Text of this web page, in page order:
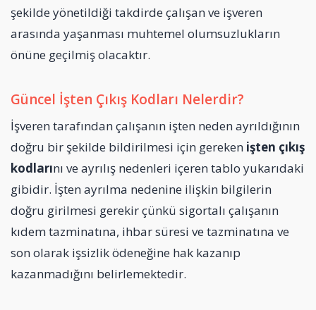
şekilde yönetildiği takdirde çalışan ve işveren
arasında yaşanması muhtemel olumsuzlukların
önüne geçilmiş olacaktır.
Güncel İşten Çıkış Kodları Nelerdir?
İşveren tarafından çalışanın işten neden ayrıldığının
doğru bir şekilde bildirilmesi için gereken işten çıkış
kodlarını ve ayrılış nedenleri içeren tablo yukarıdaki
gibidir. İşten ayrılma nedenine ilişkin bilgilerin
doğru girilmesi gerekir çünkü sigortalı çalışanın
kıdem tazminatına, ihbar süresi ve tazminatına ve
son olarak işsizlik ödeneğine hak kazanıp
kazanmadığını belirlemektedir.